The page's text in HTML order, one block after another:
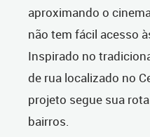
aproximando o
não tem fácil acesso
Inspirado no
de rua localizado no
projeto segue sua
bairros.